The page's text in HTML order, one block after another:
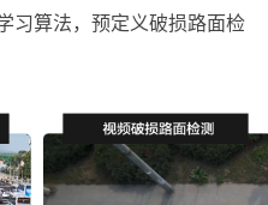
习算法，预定义破损路面检